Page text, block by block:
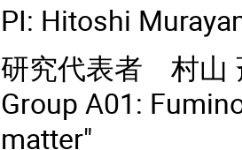
PI: Hitoshi
研究代表者 村山
Group A01:
matter"